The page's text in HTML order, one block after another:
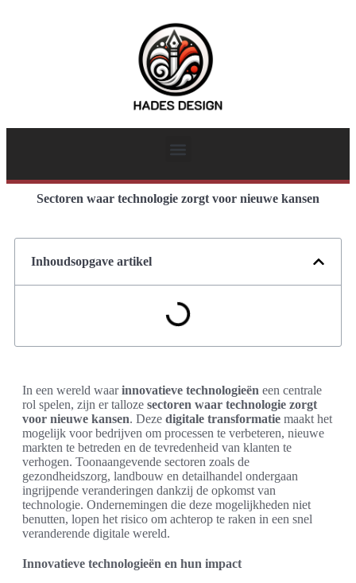
Sectoren waar technologie zorgt voor nieuwe kansen
Inhoudsopgave artikel
In een wereld waarinnovatieve technologieën een centrale
rol spelen, zijn er talloze sectoren waar technologie zorgt
voor nieuwe kansen. Deze digitale transformatie maakt het
mogelijk voor bedrijven om processen te verbeteren, nieuwe
markten te betreden en de tevredenheid van klanten te
verhogen. Toonaangevende sectoren zoals de
gezondheidszorg, landbouw en detailhandel ondergaan
ingrijpende veranderingen dankzij de opkomst van
technologie. Ondernemingen die deze mogelijkheden niet
benutten, lopen het risico om achterop te raken in een snel
veranderende digitale wereld.
Innovatieve technologieën en hun impact